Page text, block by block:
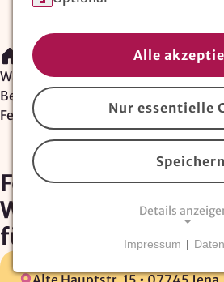
Arbeit im Waldorfkindergarten/
Waldorferzieher:in werden/
Berufsbegleitende Weiterbildung
Fernstudium Waldorfpädagogik
Fernstudium
Waldorfpädagogik
für pädagogische
Alle
Nur essentielle
Speichern
Details
Impressum |